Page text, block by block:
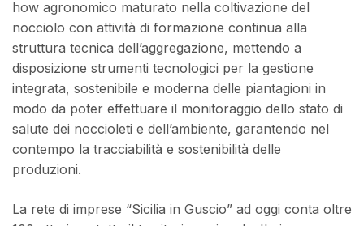
how agronomico maturato nella coltivazione del
nocciolo con attività di formazione continua alla
struttura tecnica dell’aggregazione, mettendo a
disposizione strumenti tecnologici per la gestione
integrata, sostenibile e moderna delle piantagioni in
modo da poter effettuare il monitoraggio dello stato di
salute dei noccioleti e dell’ambiente, garantendo nel
contempo la tracciabilità e sostenibilità delle
produzioni.
La rete di imprese “Sicilia in Guscio” ad oggi conta oltre